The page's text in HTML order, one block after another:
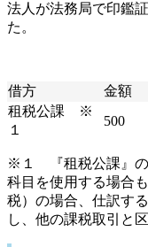
法人が法務局で印鑑
た。
借方 金額
租税公課 ※
１
500
※１ 『租税公課』の
科目を使用する場合
税）の場合、仕訳す
し、他の課税取引と